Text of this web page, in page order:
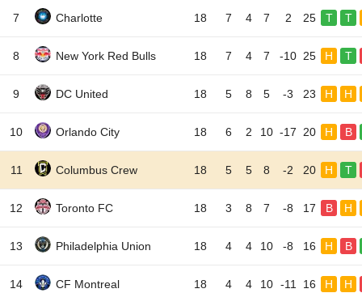
7 Charlotte 18 7 4 7 2 25 T T
8 New York Red Bulls 18 7 4 7 -10 25 H T
9 DC United 18 5 8 5 -3 23 H H
10 Orlando City 18 6 2 10 -17 20 H B
11 Columbus Crew 18 5 5 8 -2 20 H T
12 Toronto FC 18 3 8 7 -8 17 B H
13 Philadelphia Union 18 4 4 10 -8 16 H B
14 CF Montreal 18 4 4 10 -11 16 H H